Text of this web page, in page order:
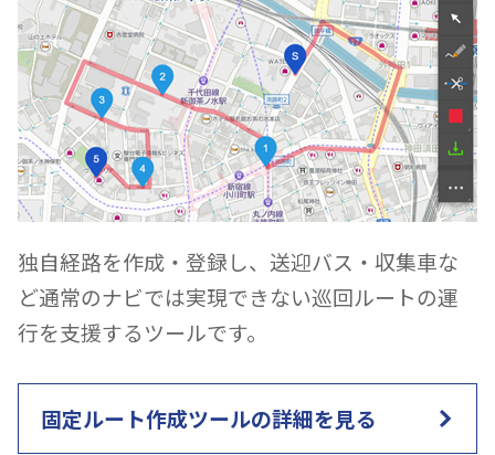
独自経路を作成・登録し、送迎バス・収集車な
ど通常のナビでは実現できない巡回ルートの運
行を支援するツールです。
固定ルート作成ツールの詳細を見る